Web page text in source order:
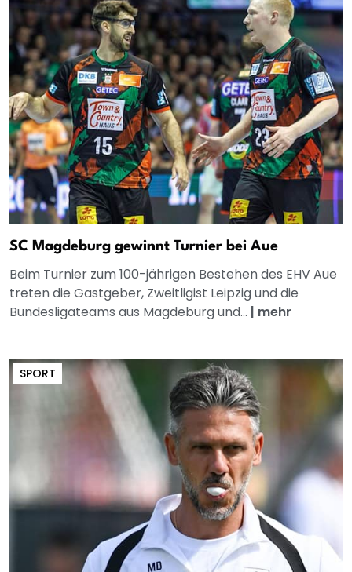
SC Magdeburg gewinnt Turnier bei Aue
Beim Turnier zum 100-jährigen Bestehen des EHV Aue
treten die Gastgeber, Zweitligist Leipzig und die
Bundesligateams aus Magdeburg und... | mehr
SPORT